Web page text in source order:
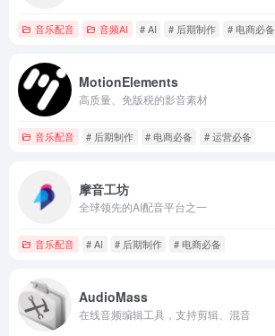
音乐配音 音频AI # AI # 后期制作 # 电商必备
MotionElements
高质量、免版税的影音素材
音乐配音 # 后期制作 # 电商必备 # 运营必备
摩音工坊
全球领先的AI配音平台之一
音乐配音 # AI # 后期制作 # 电商必备
AudioMass
在线音频编辑工具，支持剪辑、混音